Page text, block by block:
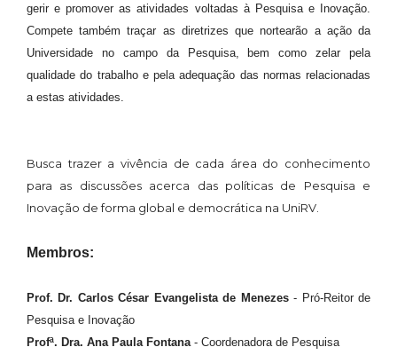
gerir e promover as atividades voltadas à Pesquisa e Inovação.
Compete também traçar as diretrizes que nortearão a ação da
Universidade no campo da Pesquisa, bem como zelar pela
qualidade do trabalho e pela adequação das normas relacionadas
a estas atividades.
Busca trazer a vivência de cada área do conhecimento
para as discussões acerca das políticas de Pesquisa e
Inovação de forma global e democrática na UniRV.
Membros:
Prof. Dr. Carlos César Evangelista de Menezes- Pró-Reitor de
Pesquisa e Inovação
Profª. Dra. Ana Paula Fontana - Coordenadora de Pesquisa